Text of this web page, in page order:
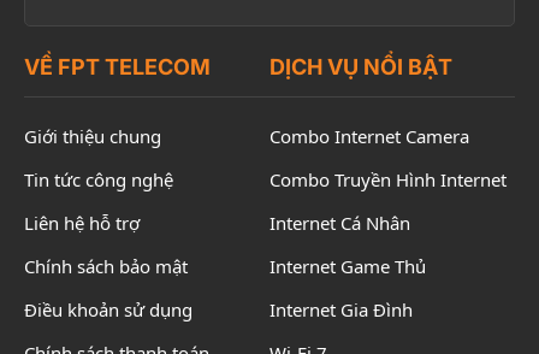
VỀ FPT TELECOM
Giới thiệu chung
Tin tức công nghệ
Liên hệ hỗ trợ
Chính sách bảo mật
Điều khoản sử dụng
DỊCH VỤ NỔI BẬT
Combo Internet Camera
Combo Truyền Hình Internet
Internet Cá Nhân
Internet Game Thủ
Internet Gia Đình